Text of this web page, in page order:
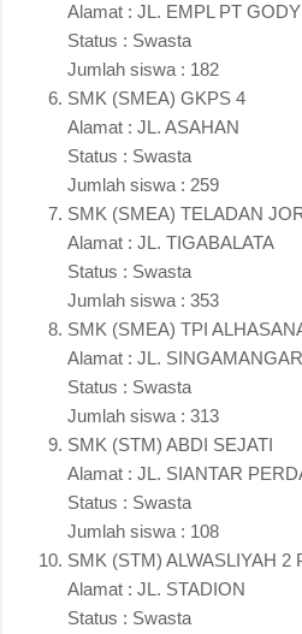
Alamat : JL. EMPL PT
Status : Swasta
Jumlah siswa : 182
SMK (SMEA) GKPS 4
Alamat : JL. ASAHAN
Status : Swasta
Jumlah siswa : 259
SMK (SMEA) TELADAN
Alamat : JL. TIGABALATA
Status : Swasta
Jumlah siswa : 353
SMK (SMEA) TPI
Alamat : JL.
Status : Swasta
Jumlah siswa : 313
SMK (STM) ABDI SEJATI
Alamat : JL. SIANTAR
Status : Swasta
Jumlah siswa : 108
SMK (STM) ALWASLIYAH 2
Alamat : JL. STADION
Status : Swasta